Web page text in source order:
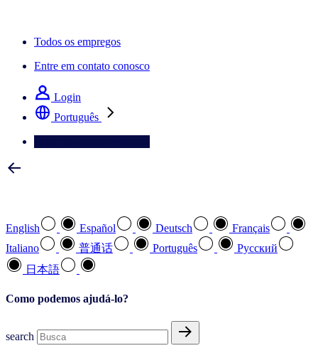
Todos os empregos
Entre em contato conosco
Login
Português
English Español Deutsch
Français
Italiano
普通话 Português
Pусский
日本語
Como podemos ajudá-lo?
search